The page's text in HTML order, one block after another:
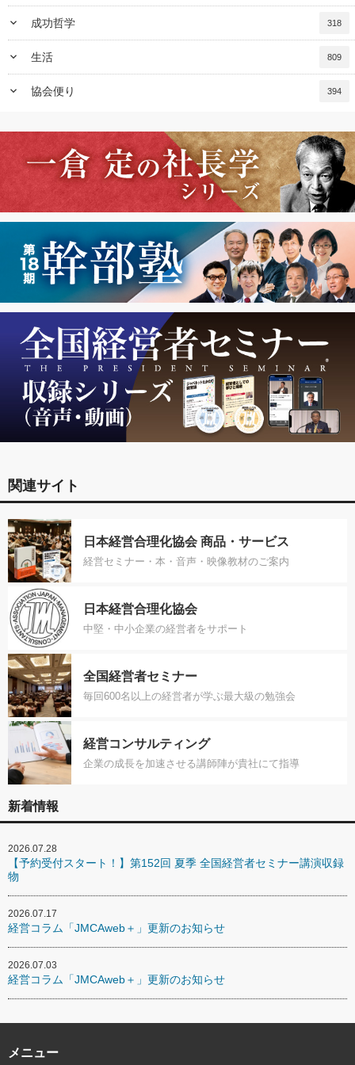
keyboard_arrow_down 成功哲学 318
keyboard_arrow_down 生活 809
keyboard_arrow_down 協会便り 394
関連サイト
日本経営合理化協会 商品・サービス
経営セミナー・本・音声・映像教材のご案内
日本経営合理化協会
中堅・中小企業の経営者をサポート
全国経営者セミナー
毎回600名以上の経営者が学ぶ最大級の勉強会
経営コンサルティング
企業の成長を加速させる講師陣が貴社にて指導
新着情報
2026.07.28
【予約受付スタート！】第152回 夏季 全国経営者セミナー講演収録
物
2026.07.17
経営コラム「JMCAweb＋」更新のお知らせ
2026.07.03
経営コラム「JMCAweb＋」更新のお知らせ
メニュー